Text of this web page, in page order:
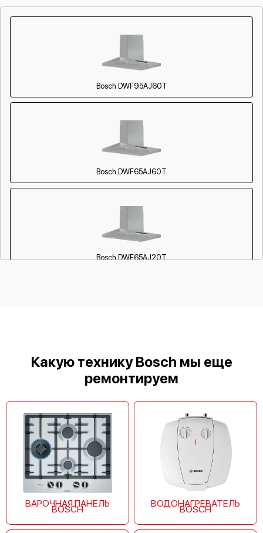
Bosch DWF95AJ60T
Bosch DWF65AJ60T
Bosch DWF65AJ20T
Bosch DIB97IM50
Какую технику Bosch мы еще
ремонтируем
ВАРОЧНАЯ ПАНЕЛЬ
BOSCH
ВОДОНАГРЕВАТЕЛЬ
BOSCH